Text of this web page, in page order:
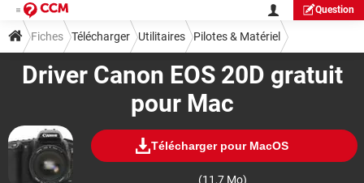
Question
Driver Canon EOS 20D gratuit
pour Mac
Télécharger pour MacOS
(11,7 Mo)
Fiches Télécharger Utilitaires Pilotes & Matériel